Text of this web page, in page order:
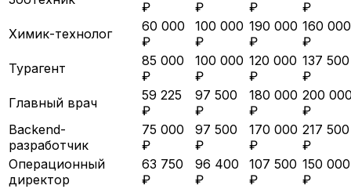
₽
₽
₽
₽
Химик-технолог
60 000
₽
100 000
₽
190 000
₽
160 000
₽
Турагент
85 000
₽
100 000
₽
120 000
₽
137 500
₽
Главный врач
59 225
₽
97 500
₽
180 000
₽
200
₽
Backend-
разработчик
75 000
₽
97 500
₽
170 000
₽
217 500
₽
Операционный
директор
63 750
₽
96 400
₽
107 500
₽
150 000
₽